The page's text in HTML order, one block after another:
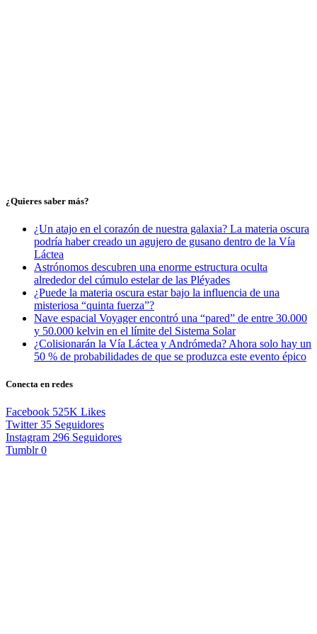
¿Quieres saber más?
¿Un atajo en el corazón de nuestra galaxia? La materia oscura
podría haber creado un agujero de gusano dentro de la Vía
Láctea
Astrónomos descubren una enorme estructura oculta
alrededor del cúmulo estelar de las Pléyades
¿Puede la materia oscura estar bajo la influencia de una
misteriosa “quinta fuerza”?
Nave espacial Voyager encontró una “pared” de entre 30.000
y 50.000 kelvin en el límite del Sistema Solar
¿Colisionarán la Vía Láctea y Andrómeda? Ahora solo hay un
50 % de probabilidades de que se produzca este evento épico
Conecta en redes
Facebook 525K Likes
Twitter 35 Seguidores
Instagram 296 Seguidores
Tumblr 0